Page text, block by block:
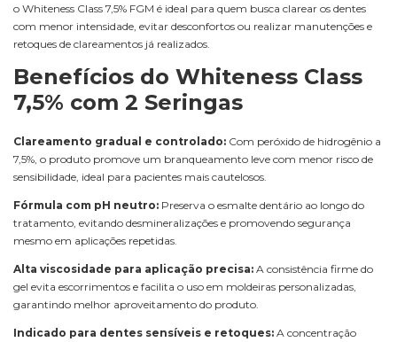
o Whiteness Class 7,5% FGM é ideal para quem busca clarear os dentes
com menor intensidade, evitar desconfortos ou realizar manutenções e
retoques de clareamentos já realizados.
Benefícios do Whiteness Class
7,5% com 2 Seringas
Clareamento gradual e controlado: Com peróxido de hidrogênio a
7,5%, o produto promove um branqueamento leve com menor risco de
sensibilidade, ideal para pacientes mais cautelosos.
Fórmula com pH neutro: Preserva o esmalte dentário ao longo do
tratamento, evitando desmineralizações e promovendo segurança
mesmo em aplicações repetidas.
Alta viscosidade para aplicação precisa: A consistência firme do
gel evita escorrimentos e facilita o uso em moldeiras personalizadas,
garantindo melhor aproveitamento do produto.
Indicado para dentes sensíveis e retoques: A concentração